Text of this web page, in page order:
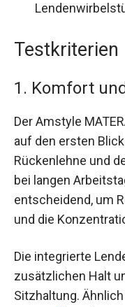
Testkriterien
1. Komfort
Der Amstyle
auf den ersten
Rückenlehne und
bei langen
entscheidend, um
und die
Die integrierte
zusätzlichen Halt
Sitzhaltung.